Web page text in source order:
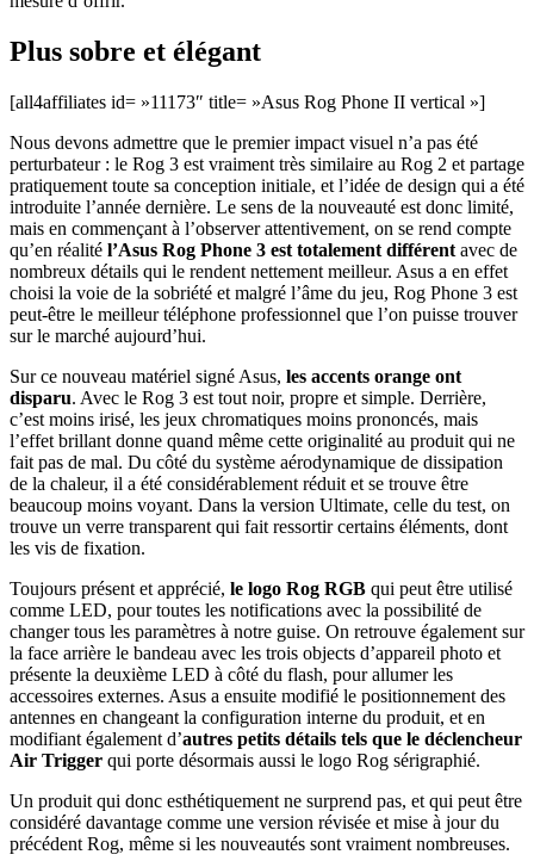
Plus sobre et élégant
[all4affiliates id= »11173″ title= »Asus Rog Phone II vertical »]
Nous devons admettre que le premier impact visuel n’a pas été
perturbateur : le Rog 3 est vraiment très similaire au Rog 2 et partage
pratiquement toute sa conception initiale, et l’idée de design qui a été
introduite l’année dernière. Le sens de la nouveauté est donc limité,
mais en commençant à l’observer attentivement, on se rend compte
qu’en réalité l’Asus Rog Phone 3 est totalement différent avec de
nombreux détails qui le rendent nettement meilleur. Asus a en effet
choisi la voie de la sobriété et malgré l’âme du jeu, Rog Phone 3 est
peut-être le meilleur téléphone professionnel que l’on puisse trouver
sur le marché aujourd’hui.
Sur ce nouveau matériel signé Asus, les accents orange ont
disparu. Avec le Rog 3 est tout noir, propre et simple. Derrière,
c’est moins irisé, les jeux chromatiques moins prononcés, mais
l’effet brillant donne quand même cette originalité au produit qui ne
fait pas de mal. Du côté du système aérodynamique de dissipation
de la chaleur, il a été considérablement réduit et se trouve être
beaucoup moins voyant. Dans la version Ultimate, celle du test, on
trouve un verre transparent qui fait ressortir certains éléments, dont
les vis de fixation.
Toujours présent et apprécié, le logo Rog RGB qui peut être utilisé
comme LED, pour toutes les notifications avec la possibilité de
changer tous les paramètres à notre guise. On retrouve également sur
la face arrière le bandeau avec les trois objects d’appareil photo et
présente la deuxième LED à côté du flash, pour allumer les
accessoires externes. Asus a ensuite modifié le positionnement des
antennes en changeant la configuration interne du produit, et en
modifiant également d’autres petits détails tels que le déclencheur
Air Trigger qui porte désormais aussi le logo Rog sérigraphié.
Un produit qui donc esthétiquement ne surprend pas, et qui peut être
considéré davantage comme une version révisée et mise à jour du
précédent Rog, même si les nouveautés sont vraiment nombreuses.